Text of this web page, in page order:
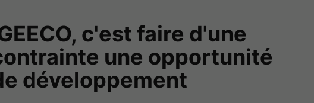
c'est faire d'une
une opportunité
développement